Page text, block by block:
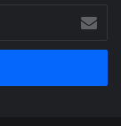
بريدك
الإلكتروني